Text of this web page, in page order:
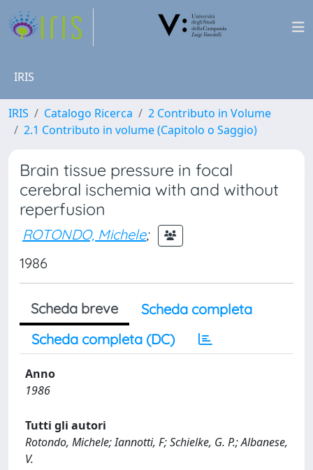
IRIS
IRIS Catalogo Ricerca
2 Contributo in Volume
2.1 Contributo in volume (Capitolo o Saggio)
Brain tissue pressure in focal
cerebral ischemia with and without
reperfusion
ROTONDO, Michele;
1986
Scheda breve
Scheda completa
Scheda completa (DC)
Anno
1986
Tutti gli autori
Rotondo, Michele; Iannotti, F; Schielke, G. P.; Albanese,
V.